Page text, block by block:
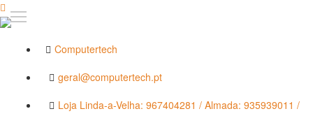
Computertech
geral@computertech.pt
Loja Linda-a-Velha: 967404281 / Almada: 935939011 /